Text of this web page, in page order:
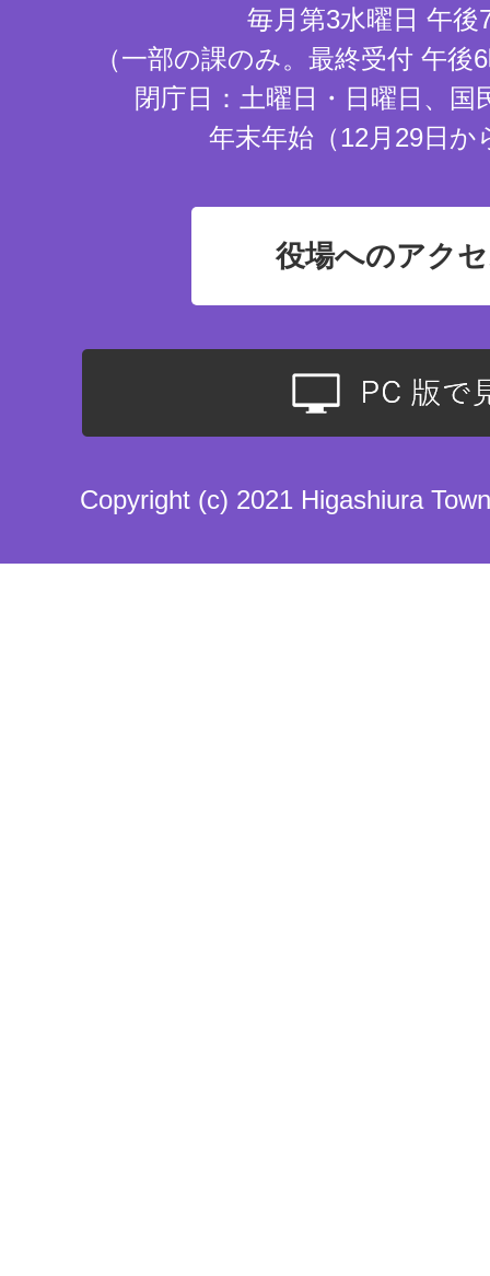
毎月第3水曜日 午後
（一部の課のみ。最終受付 午
閉庁日：土曜日・日曜日、国
年末年始（12月29日か
役場へのアク
Copyright (c) 2021 Higashiura